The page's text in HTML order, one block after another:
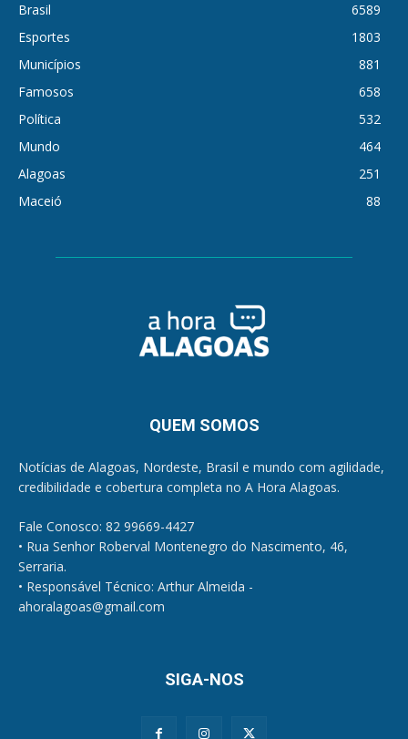
Brasil
6589
Esportes
1803
Municípios
881
Famosos
658
Política
532
Mundo
464
Alagoas
251
Maceió
88
QUEM SOMOS
Notícias de Alagoas, Nordeste, Brasil e mundo com agilidade,
credibilidade e cobertura completa no A Hora Alagoas.
Fale Conosco: 82 99669-4427
• Rua Senhor Roberval Montenegro do Nascimento, 46,
Serraria.
• Responsável Técnico: Arthur Almeida -
ahoralagoas@gmail.com
SIGA-NOS